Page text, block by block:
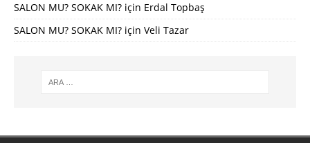
SALON MU? SOKAK MI? için Erdal Topbaş
SALON MU? SOKAK MI? için Veli Tazar